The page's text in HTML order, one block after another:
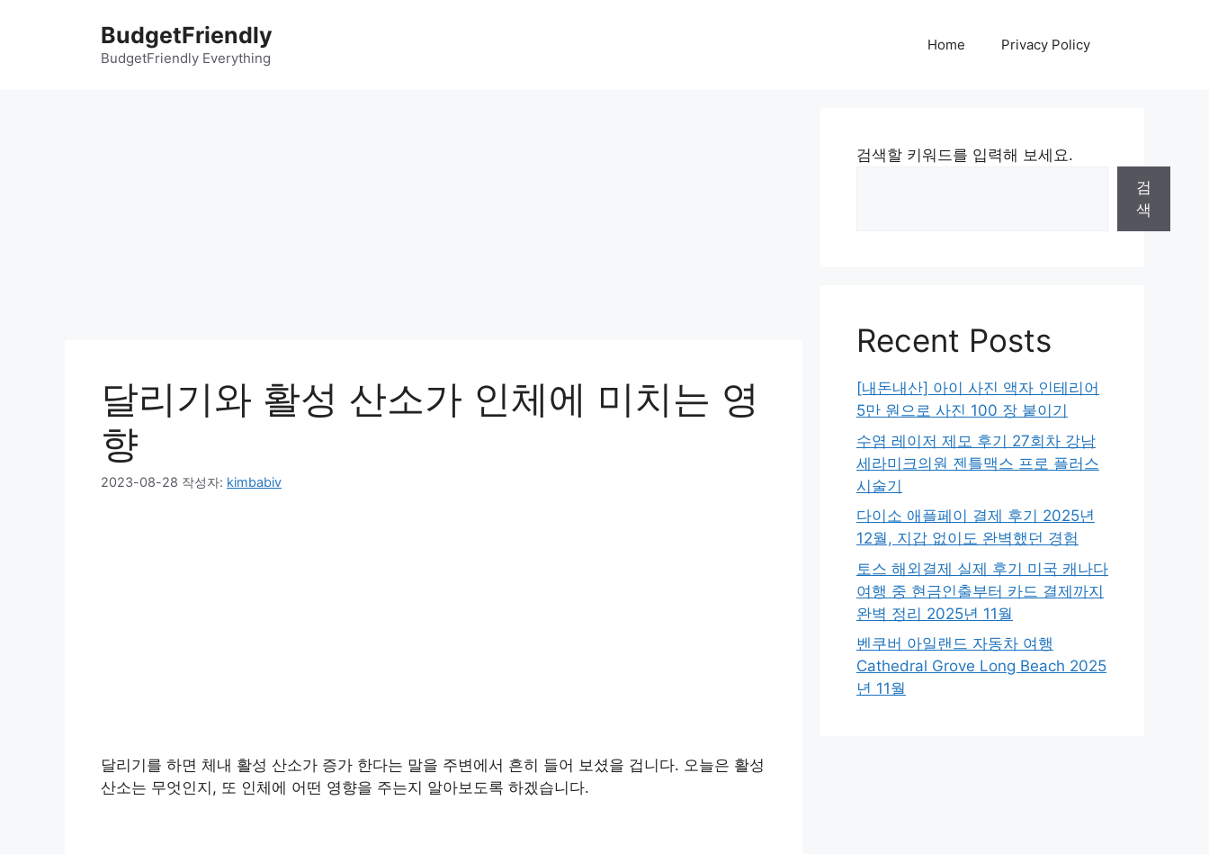
BudgetFriendly
BudgetFriendly Everything
Home Privacy Policy
달리기와 활성 산소가 인체에 미치는 영
향
2023-08-28 작성자: kimbabiv
달리기를 하면 체내 활성 산소가 증가 한다는 말을 주변에서 흔히 들어 보셨을 겁니다. 오늘은 활성
산소는 무엇인지, 또 인체에 어떤 영향을 주는지 알아보도록 하겠습니다.
검색할 키워드를 입력해 보세요.
검
색
Recent Posts
[내돈내산] 아이 사진 액자 인테리어
5만 원으로 사진 100 장 붙이기
수염 레이저 제모 후기 27회차 강남
세라미크의원 젠틀맥스 프로 플러스
시술기
다이소 애플페이 결제 후기 2025년
12월, 지갑 없이도 완벽했던 경험
토스 해외결제 실제 후기 미국 캐나다
여행 중 현금인출부터 카드 결제까지
완벽 정리 2025년 11월
벤쿠버 아일랜드 자동차 여행
Cathedral Grove Long Beach 2025
년 11월